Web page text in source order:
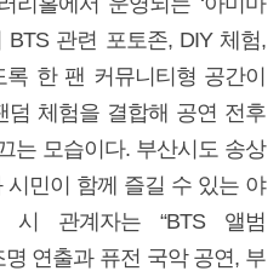
BTS 관련 포토존, DIY 체험,
한 팬 커뮤니티형 공간이
덤 체험을 결합해 공연 전후
는 모습이다. 부산시도 송상
시민이 함께 즐길 수 있는 야
시 관계자는 “BTS 앨범
명 연출과 퓨전 국악 공연, 부